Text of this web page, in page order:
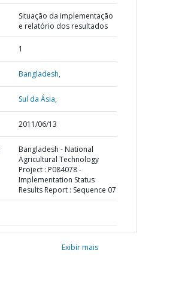
Situação da implementação
e relatório dos resultados
1
Bangladesh,
Sul da Ásia,
2011/06/13
Bangladesh - National
Agricultural Technology
Project : P084078 -
Implementation Status
Results Report : Sequence 07
Exibir mais